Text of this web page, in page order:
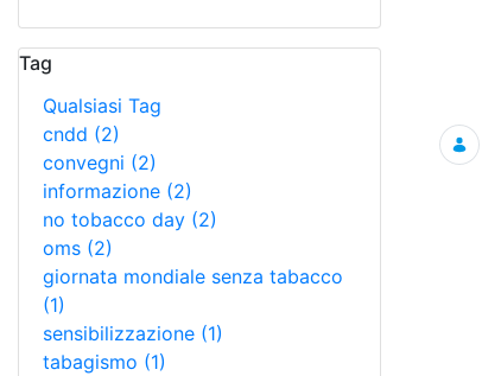
Tag
Qualsiasi Tag
cndd (2)
convegni (2)
informazione (2)
no tobacco day (2)
oms (2)
giornata mondiale senza tabacco
(1)
sensibilizzazione (1)
tabagismo (1)